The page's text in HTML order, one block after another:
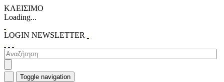
ΚΛΕΙΣΙΜΟ
Loading...
LOGIN NEWSLETTER
Toggle navigation